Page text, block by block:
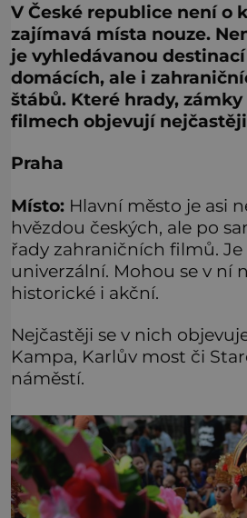
V České republice není o
zajímavá místa nouze.
je vyhledávanou
domácích, ale i
štábů. Které hrady,
filmech objevují
Praha
Místo: Hlavní město je asi
hvězdou českých, ale po
řady zahraničních filmů.
univerzální. Mohou se v ní
historické i akční.
Nejčastěji se v nich
Kampa, Karlův most či
náměstí.